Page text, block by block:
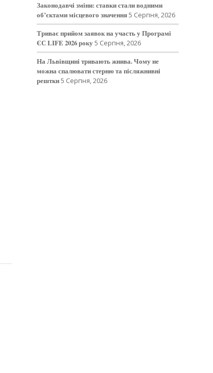
Законодавчі зміни: ставки стали водними
об’єктами місцевого значення5 Серпня, 2026
Триває прийом заявок на участь у Програмі
ЄС LIFE 2026 року5 Серпня, 2026
На Львівщині тривають жнива. Чому не
можна спалювати стерню та післяжнивні
рештки5 Серпня, 2026